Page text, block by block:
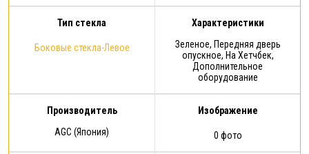
Тип стекла
Боковые стекла-Левое
Характеристики
Зеленое, Передняя дверь
опускное, На Хетчбек,
Дополнительное
оборудование
Производитель
AGC (Япония)
Изображение
0 фото